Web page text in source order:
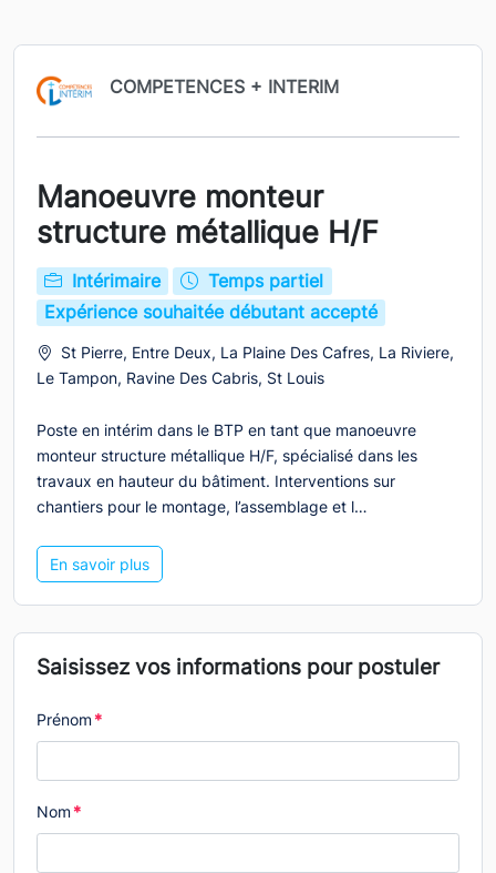
COMPETENCES + INTERIM
Manoeuvre monteur
structure métallique H/F
Intérimaire
Temps partiel
Expérience souhaitée débutant accepté
St Pierre, Entre Deux, La Plaine Des Cafres, La Riviere,
Le Tampon, Ravine Des Cabris, St Louis
Poste en intérim dans le BTP en tant que manoeuvre
monteur structure métallique H/F, spécialisé dans les
travaux en hauteur du bâtiment. Interventions sur
chantiers pour le montage, l’assemblage et l…
En savoir plus
Saisissez vos informations pour postuler
Prénom*
Nom*